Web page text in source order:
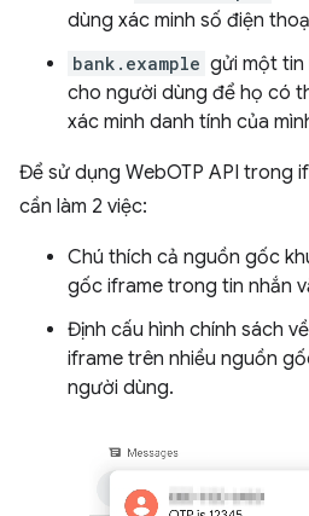
dùng xác minh số điện
bank.example gửi một tin
cho người dùng để họ có
xác minh danh tính của
Để sử dụng WebOTP API trong
cần làm 2 việc:
Chú thích cả nguồn gốc
gốc iframe trong tin nhắn
Định cấu hình chính sách
iframe trên nhiều nguồn
người dùng.